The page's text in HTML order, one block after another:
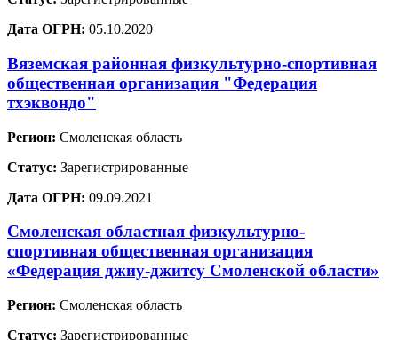
Дата ОГРН: 05.10.2020
Вяземская районная физкультурно-спортивная
общественная организация "Федерация
тхэквондо"
Регион: Смоленская область
Статус: Зарегистрированные
Дата ОГРН: 09.09.2021
Смоленская областная физкультурно-
спортивная общественная организация
«Федерация джиу-джитсу Смоленской области»
Регион: Смоленская область
Статус: Зарегистрированные